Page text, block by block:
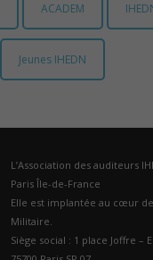
ACADEM
Jeunes IHEDN
L’Association des auditeurs
Paris Île-de-France
Elle est implantée au cœur de
Militaire.
Siège social : 1 place Joffre –